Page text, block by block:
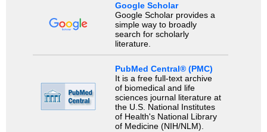
Google Scholar
Google Scholar provides a
simple way to broadly
search for scholarly
literature.
PubMed Central® (PMC)
It is a free full-text archive
of biomedical and life
sciences journal literature at
the U.S. National Institutes
of Health's National Library
of Medicine (NIH/NLM).